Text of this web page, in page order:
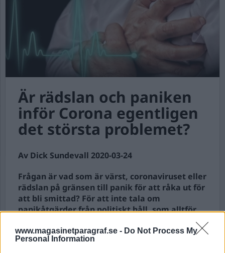
www.magasinetparagraf.se - Do Not Process My
Personal Information
Är rädslan och paniken
inför Corona egentligen
det största problemet?
Av Dick Sundevall 2020-03-24
Frågan är vad som är värst, coronaviruset eller
rädslan på gränsen till panik för att råka ut för
att bli smittad? För att inte tala om
panikåtgärder från politiskt håll, som alltför
handlingskraftig man är.